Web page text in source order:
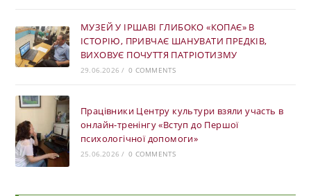
МУЗЕЙ У ІРШАВІ ГЛИБОКО «КОПАЄ» В
ІСТОРІЮ, ПРИВЧАЄ ШАНУВАТИ ПРЕДКІВ,
ВИХОВУЄ ПОЧУТТЯ ПАТРІОТИЗМУ
29.06.2026 / 0 COMMENTS
Працівники Центру культури взяли участь в
онлайн-тренінгу «Вступ до Першої
психологічної допомоги»
25.06.2026 / 0 COMMENTS